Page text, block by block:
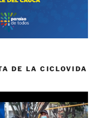
DE LA CICLOVIDA